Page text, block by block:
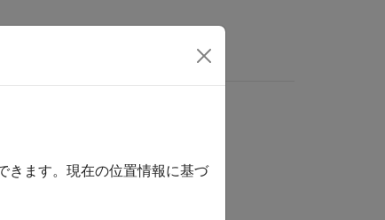
きます。現在の位置情報に基づ